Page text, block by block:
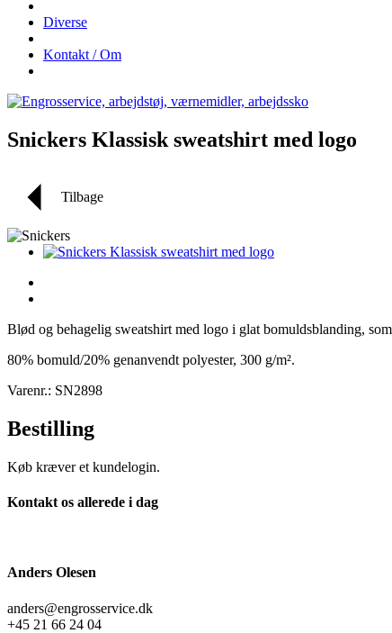
Diverse
Kontakt / Om
Snickers Klassisk sweatshirt med logo
Tilbage
Blød og behagelig sweatshirt med logo i glat bomuldsblanding,
80% bomuld/20% genanvendt polyester, 300 g/m².
Varenr.: SN2898
Bestilling
Køb kræver et kundelogin.
Kontakt os allerede i dag
Anders Olesen
anders@engrosservice.dk
+45 21 66 24 04